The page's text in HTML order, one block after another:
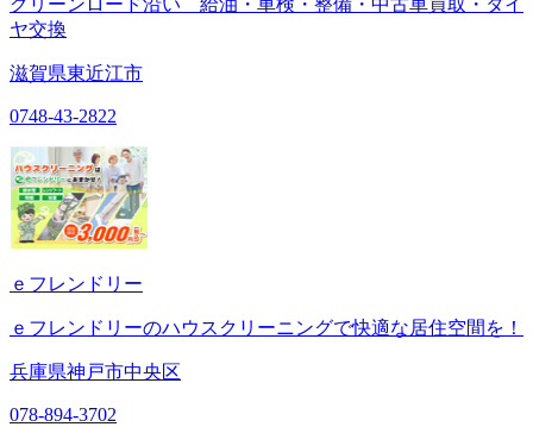
グリーンロード沿い 給油・車検・整備・中古車買取・タイ
ヤ交換
滋賀県東近江市
0748-43-2822
ｅフレンドリー
ｅフレンドリーのハウスクリーニングで快適な居住空間を！
兵庫県神戸市中央区
078-894-3702